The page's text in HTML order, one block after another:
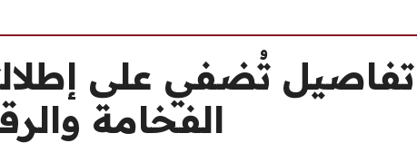
تفاصيل تُضفي على
الفخامة